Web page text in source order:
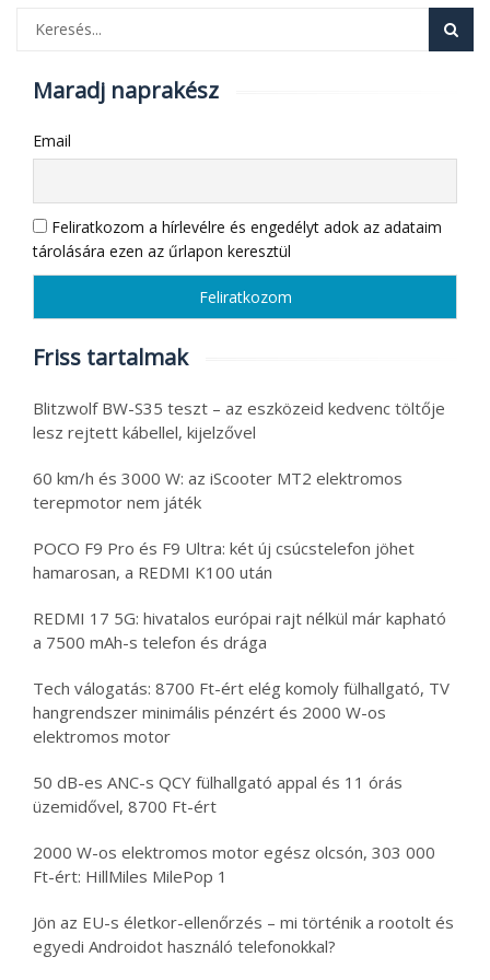
Maradj naprakész
Email
Feliratkozom a hírlevélre és engedélyt adok az adataim
tárolására ezen az űrlapon keresztül
Friss tartalmak
Blitzwolf BW-S35 teszt – az eszközeid kedvenc töltője
lesz rejtett kábellel, kijelzővel
60 km/h és 3000 W: az iScooter MT2 elektromos
terepmotor nem játék
POCO F9 Pro és F9 Ultra: két új csúcstelefon jöhet
hamarosan, a REDMI K100 után
REDMI 17 5G: hivatalos európai rajt nélkül már kapható
a 7500 mAh-s telefon és drága
Tech válogatás: 8700 Ft-ért elég komoly fülhallgató, TV
hangrendszer minimális pénzért és 2000 W-os
elektromos motor
50 dB-es ANC-s QCY fülhallgató appal és 11 órás
üzemidővel, 8700 Ft-ért
2000 W-os elektromos motor egész olcsón, 303 000
Ft-ért: HillMiles MilePop 1
Jön az EU-s életkor-ellenőrzés – mi történik a rootolt és
egyedi Androidot használó telefonokkal?